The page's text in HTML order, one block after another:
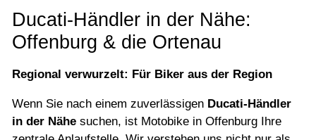
Ducati-Händler in der Nähe:
Offenburg & die Ortenau
Regional verwurzelt: Für Biker aus der Region
Wenn Sie nach einem zuverlässigen Ducati-Händler
in der Nähe suchen, ist Motobike in Offenburg Ihre